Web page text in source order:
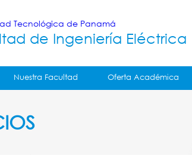
Tecnológica de Panamá
de Ingeniería Eléctrica
Nuestra Facultad Oferta Académica